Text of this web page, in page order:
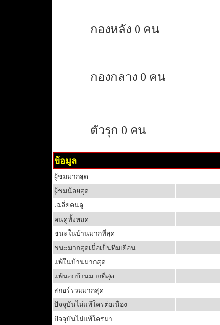
กองหลัง 0 คน
กองกลาง 0 คน
ตัวรุก 0 คน
ข้อมูล
ผู้ชมมากสุด
ผู้ชมน้อยสุด
เฉลี่ยคนดู
คนดูทั้งหมด
ชนะในบ้านมากที่สุด
ชนะมากสุดเมื่อเป็นทีมเยือน
แพ้ในบ้านมากสุด
แพ้นอกบ้านมากที่สุด
สกอร์รวมมากสุด
ปัจจุบันไม่แพ้ใครต่อเนื่อง
ปัจจุบันไม่แพ้ใครมา